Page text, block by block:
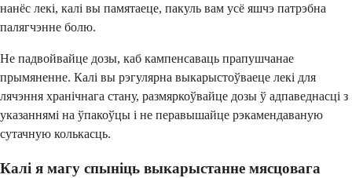
нанёс лекі, калі вы памятаеце, пакуль вам усё яшчэ патрэбна
палягчэнне болю.
Не падвойвайце дозы, каб кампенсаваць прапушчанае
прымяненне. Калі вы рэгулярна выкарыстоўваеце лекі для
лячэння хранічнага стану, размяркоўвайце дозы ў адпаведнасці з
указаннямі на ўпакоўцы і не перавышайце рэкамендаваную
сутачную колькасць.
Калі я магу спыніць выкарыстанне мясцовага